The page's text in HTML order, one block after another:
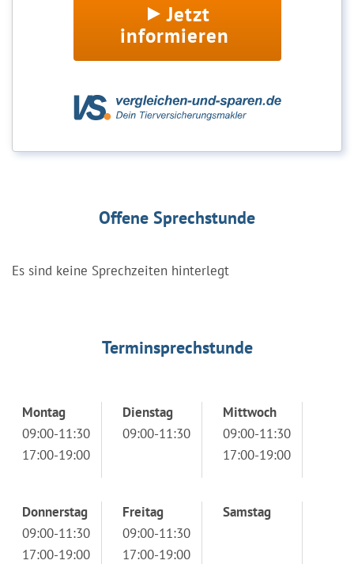
Jetzt
informieren
Offene Sprechstunde
Es sind keine Sprechzeiten hinterlegt
Terminsprechstunde
Montag
09:00-11:30
17:00-19:00
Dienstag
09:00-11:30
Mittwoch
09:00-11:30
17:00-19:00
Donnerstag
09:00-11:30
17:00-19:00
Freitag
09:00-11:30
17:00-19:00
Samstag